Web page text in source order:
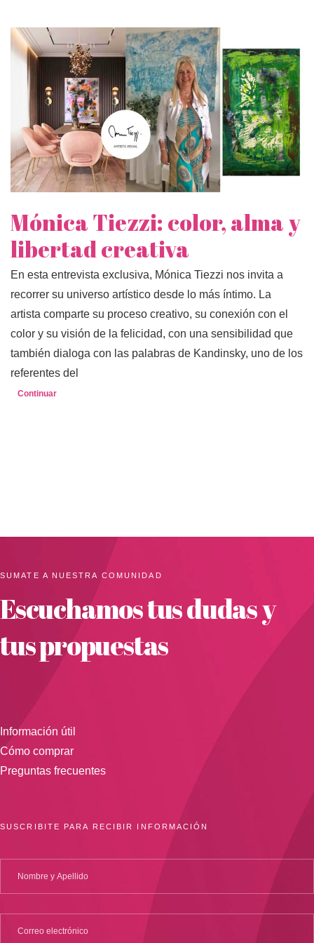
Mónica Tiezzi: color, alma y
libertad creativa
En esta entrevista exclusiva, Mónica Tiezzi nos invita a
recorrer su universo artístico desde lo más íntimo. La
artista comparte su proceso creativo, su conexión con el
color y su visión de la felicidad, con una sensibilidad que
también dialoga con las palabras de Kandinsky, uno de los
referentes del
Continuar
SUMATE A NUESTRA COMUNIDAD
Escuchamos tus dudas y
tus propuestas
Información útil
Cómo comprar
Preguntas frecuentes
SUSCRIBITE PARA RECIBIR INFORMACIÓN